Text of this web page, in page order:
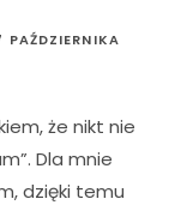
PAŹDZIERNIKA
że nikt nie
Dla mnie
dzięki temu